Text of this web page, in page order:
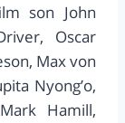
son John
Oscar
Max von
Nyong’o,
Hamill,